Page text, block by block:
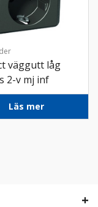
väggutt låg
2-v mj inf
ant
Läs mer